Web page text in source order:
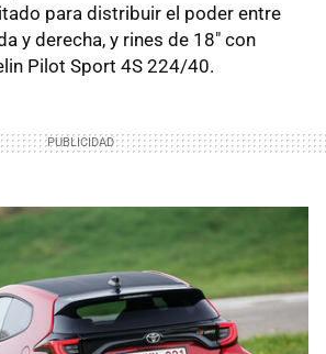
para distribuir el poder entre
y derecha, y rines de 18" con
Pilot Sport 4S 224/40.